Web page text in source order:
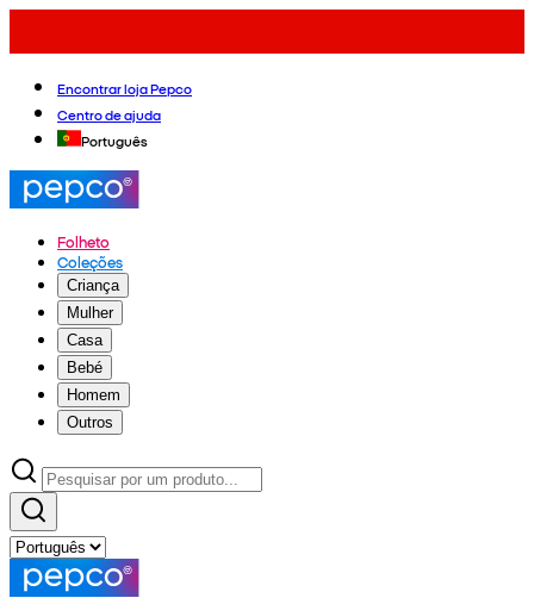
Encontrar loja Pepco
Centro de ajuda
Português
Folheto
Coleções
Criança
Mulher
Casa
Bebé
Homem
Outros